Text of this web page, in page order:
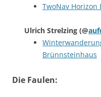
TwoNav Horizon
Ulrich Strelzing (@
Brünnsteinhaus
Die Faulen: